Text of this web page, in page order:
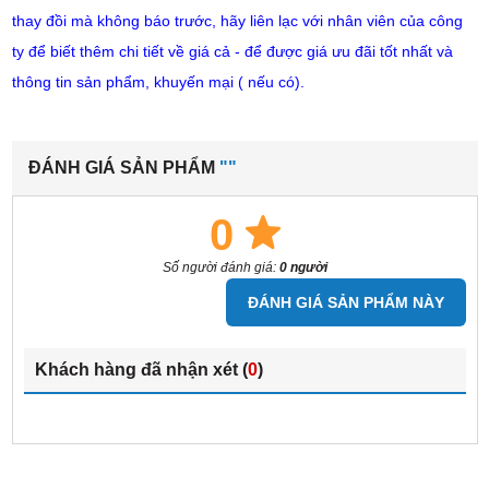
thay đồi mà không báo trước, hãy liên lạc với nhân viên của công
ty để biết thêm chi tiết về giá cả - để được giá ưu đãi tốt nhất và
thông tin sản phẩm, khuyến mại ( nếu có).
ĐÁNH GIÁ SẢN PHẨM ""
0
Số người đánh giá: 0 người
ĐÁNH GIÁ SẢN PHẨM NÀY
Khách hàng đã nhận xét (0)